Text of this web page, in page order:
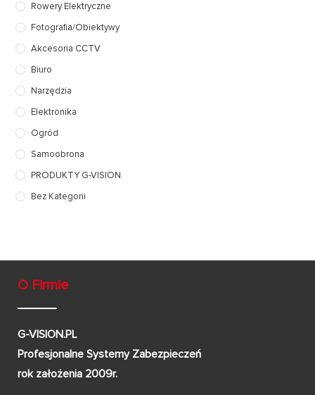
Rowery Elektryczne
Fotografia/Obiektywy
Akcesoria CCTV
Biuro
Narzędzia
Elektronika
Ogród
Samoobrona
PRODUKTY G-VISION.
Bez Kategorii
O Firmie
G-VISION.PL
Profesjonalne Systemy Zabezpieczeń
rok założenia 2009r.